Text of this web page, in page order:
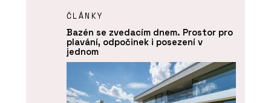
ČLÁNKY
Bazén se zvedacím dnem. Prostor pro
plavání, odpočinek i posezení v
jednom